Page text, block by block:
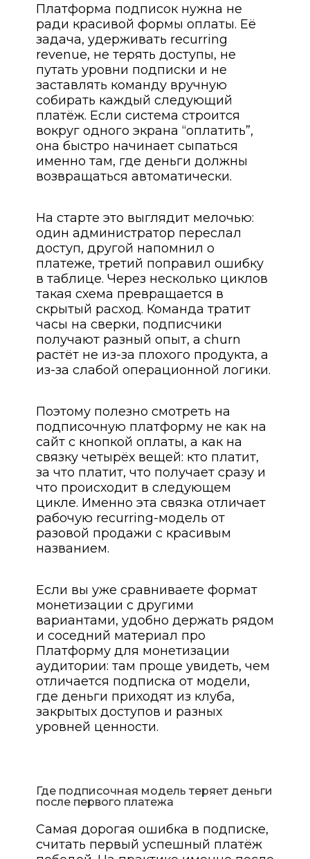
Платформа подписок нужна не
ради красивой формы оплаты. Её
задача, удерживать recurring
revenue, не терять доступы, не
путать уровни подписки и не
заставлять команду вручную
собирать каждый следующий
платёж. Если система строится
вокруг одного экрана “оплатить”,
она быстро начинает сыпаться
именно там, где деньги должны
возвращаться автоматически.
На старте это выглядит мелочью:
один администратор переслал
доступ, другой напомнил о
платеже, третий поправил ошибку
в таблице. Через несколько циклов
такая схема превращается в
скрытый расход. Команда тратит
часы на сверки, подписчики
получают разный опыт, а churn
растёт не из-за плохого продукта, а
из-за слабой операционной логики.
Поэтому полезно смотреть на
подписочную платформу не как на
сайт с кнопкой оплаты, а как на
связку четырёх вещей: кто платит,
за что платит, что получает сразу и
что происходит в следующем
цикле. Именно эта связка отличает
рабочую recurring-модель от
разовой продажи с красивым
названием.
Если вы уже сравниваете формат
монетизации с другими
вариантами, удобно держать рядом
и соседний материал про
Платформу для монетизации
аудитории: там проще увидеть, чем
отличается подписка от модели,
где деньги приходят из клуба,
закрытых доступов и разных
уровней ценности.
Где подписочная модель теряет деньги
после первого платежа
Самая дорогая ошибка в подписке,
считать первый успешный платёж